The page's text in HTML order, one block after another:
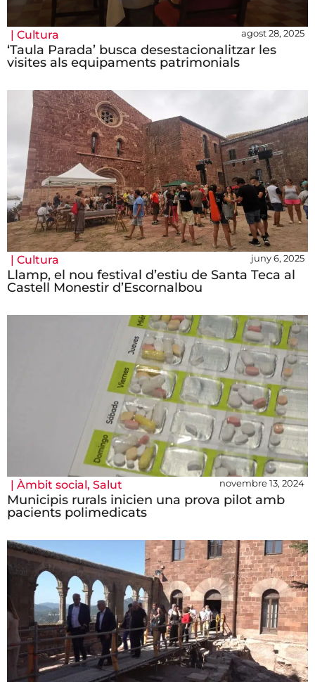
| Cultura agost 28, 2025
‘Taula Parada’ busca desestacionalitzar les
visites als equipaments patrimonials
| Cultura juny 6, 2025
Llamp, el nou festival d’estiu de Santa Teca al
Castell Monestir d’Escornalbou
| Àmbit social, Salut novembre 13, 2024
Municipis rurals inicien una prova pilot amb
pacients polimedicats